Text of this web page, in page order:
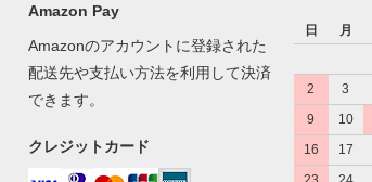
Amazon Pay
Amazonのアカウントに登録された
配送先や支払い方法を利用して決済
できます。
クレジットカード
日
月
2
3
9
10
16
17